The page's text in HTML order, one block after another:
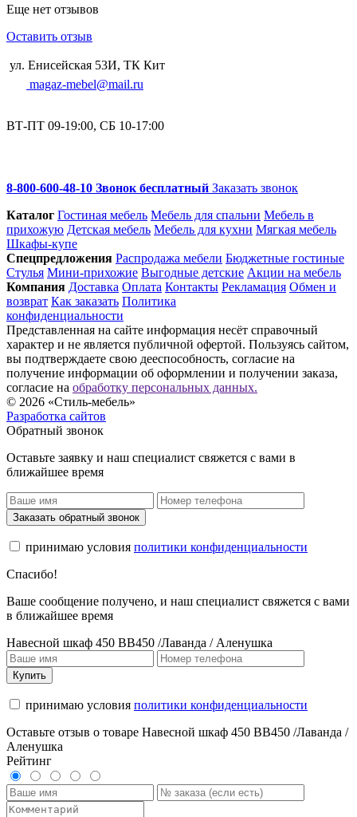
Еще нет отзывов
Оставить отзыв
ул. Енисейская 53И, ТК Кит
magaz-mebel@mail.ru
ВТ-ПТ 09-19:00, СБ 10-17:00
8-800-600-48-10 Звонок бесплатный Заказать звонок
Каталог Гостиная мебель Мебель для спальни Мебель в
прихожую Детская мебель Мебель для кухни Мягкая мебель
Шкафы-купе
Спец­предложения Распродажа мебели Бюджетные гостиные
Стулья Мини-прихожие Выгодные детские Акции на мебель
Компания Доставка Оплата Контакты Рекламация Обмен и
возврат Как заказать Политика
конфиденциальности
Представленная на сайте информация несёт справочный
характер и не является публичной офертой. Пользуясь сайтом,
вы подтверждаете свою дееспособность, согласие на
получение информации об оформлении и получении заказа,
согласие на обработку персональных данных.
© 2026 «Стиль-мебель»
Разработка сайтов
Обратный звонок
Оставьте заявку и наш специалист свяжется с вами в
ближайшее время
Заказать обратный звонок
принимаю условия политики конфиденциальности
Спасибо!
Ваше сообщение получено, и наш специалист свяжется с вами
в ближайшее время
Навесной шкаф 450 ВВ450 /Лаванда / Аленушка
Купить
принимаю условия политики конфиденциальности
Оставьте отзыв о товаре Навесной шкаф 450 ВВ450 /Лаванда /
Аленушка
Рейтинг